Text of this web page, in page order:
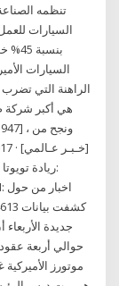
تنظمه
السيارات
الراهنة التي
هي أكبر شركة
ريادة
جديدة
حوالي أربعة
موتورز